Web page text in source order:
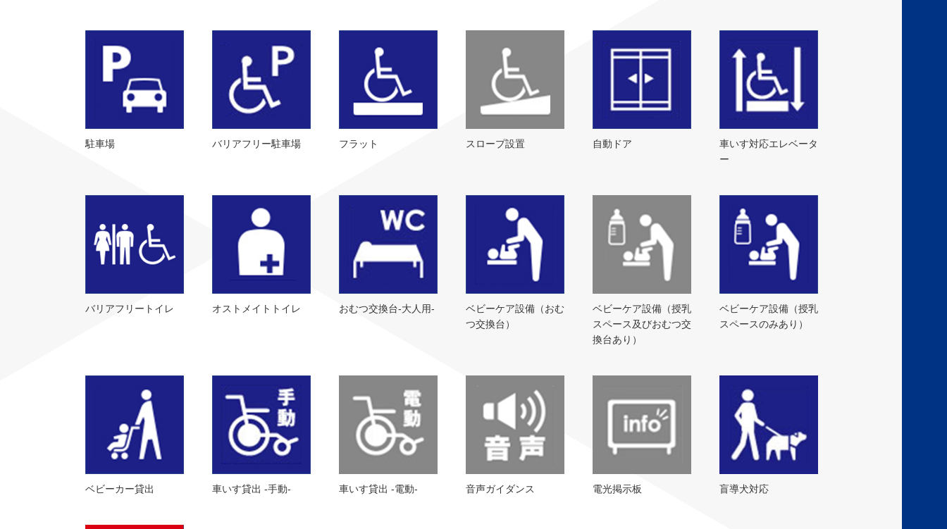
駐車場 バリアフリー駐車場 フラット スロープ設置 自動ドア
車いす対応エレベータ
ー
バリアフリートイレ オストメイトトイレ おむつ交換台-大人用-
ベビーケア設備（おむ
つ交換台）
ベビーケア設備（授乳
スペース及びおむつ交
換台あり）
ベビーケア設備（授乳
スペースのみあり）
ベビーカー貸出 車いす貸出 -手動- 車いす貸出 -電動- 音声ガイダンス 電光掲示板 盲導犬対応